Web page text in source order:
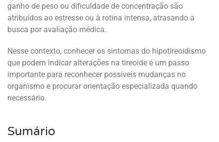
ganho de peso ou dificuldade de concentração são
atribuídos ao estresse ou à rotina intensa, atrasando a
busca por avaliação médica.
Nesse contexto, conhecer os sintomas do hipotireoidismo
que podem indicar alterações na tireoide é um passo
importante para reconhecer possíveis mudanças no
organismo e procurar orientação especializada quando
necessário.
Sumário